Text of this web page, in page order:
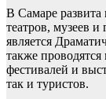
В Самаре развита
театров, музеев
является
также
фестивалей и
так и туристов.